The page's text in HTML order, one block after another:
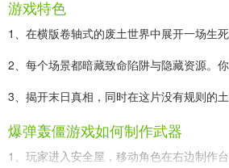
游戏特色
1、在横版卷轴式的废土世界中展开一场生
2、每个场景都暗藏致命陷阱与隐藏资源。
3、揭开末日真相，同时在这片没有规则的土
爆弹轰僵游戏如何制作武器
1、玩家进入安全屋，移动角色在右边制作